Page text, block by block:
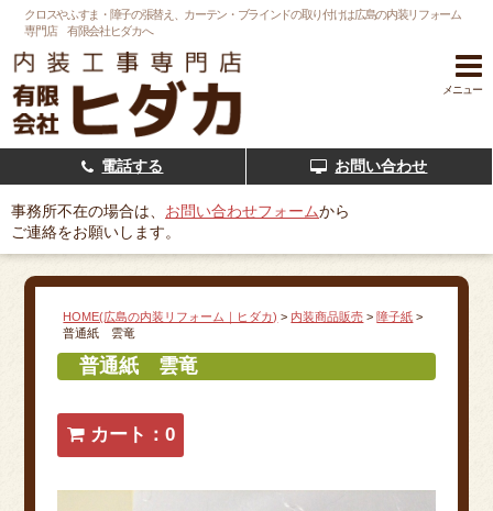
クロスやふすま・障子の張替え、カーテン・ブラインドの取り付けは広島の内装リフォーム
専門店 有限会社ヒダカへ
メニュー
電話する お問い合わせ
事務所不在の場合は、 お問い合わせフォームから
ご連絡をお願いします。
HOME(広島の内装リフォーム｜ヒダカ) > 内装商品販売 >障子紙 >
普通紙 雲竜
普通紙 雲竜
カート：0